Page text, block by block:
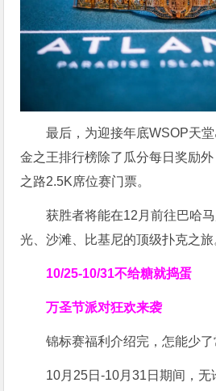
最后，为迎接年底WSOP天
金之王排行榜除了瓜分每日奖励
之路2.5K席位赛门票。
获胜者将能在12月前往巴哈
光、沙滩、比基尼的顶级扑克之旅
10/25-10/31不给糖就捣蛋
万圣节派对狂欢来袭
锦标赛福利介绍完，怎能少
10月25日-10月31日期间，